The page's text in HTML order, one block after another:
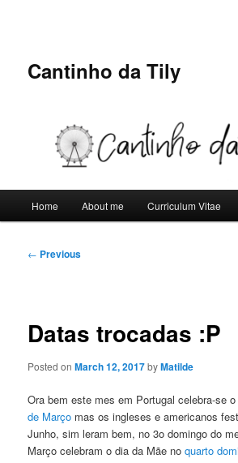
Cantinho da Tily
Home About me Curriculum Vitae
Post
← Previous
Datas trocadas :P
Posted onMarch 12, 2017byMatilde
Ora bem este mes em Portugal celebra-se
de Março mas os ingleses e americanos
Junho, sim leram bem, no 3o domingo do
Março celebram o dia da Mãe noquarto